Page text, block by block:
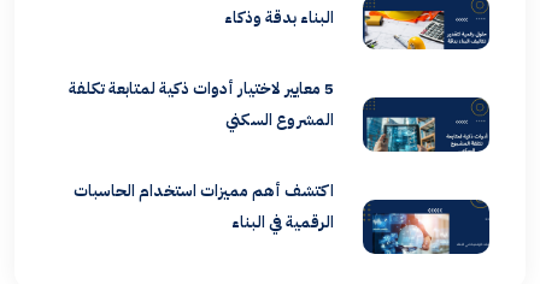
البناء بدقة وذكاء
5 معايير لاختيار أدوات ذكية لمتابعة تكلفة
المشروع السكني
اكتشف أهم مميزات استخدام الحاسبات
الرقمية في البناء